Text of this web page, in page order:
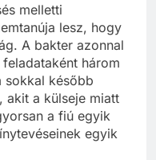
melletti
lesz, hogy
A bakter azonnal
három
sokkal később
akit a külseje miatt
a fiú egyik
egyik